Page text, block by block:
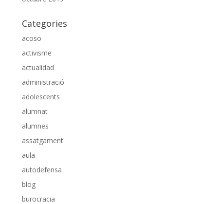
Categories
acoso
activisme
actualidad
administració
adolescents
alumnat
alumnes
assatgament
aula
autodefensa
blog
burocracia